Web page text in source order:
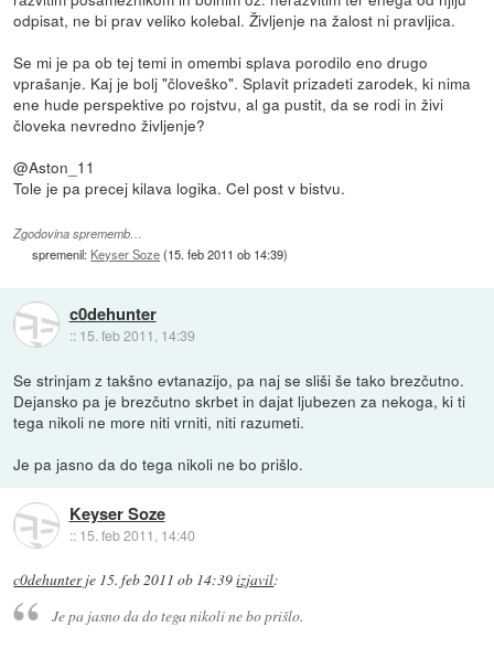
odpisat, ne bi prav veliko kolebal. Življenje na žalost ni pravljica.
Se mi je pa ob tej temi in omembi splava porodilo eno drugo
vprašanje. Kaj je bolj "človeško". Splavit prizadeti zarodek, ki nima
ene hude perspektive po rojstvu, al ga pustit, da se rodi in živi
človeka nevredno življenje?
@Aston_11
Tole je pa precej kilava logika. Cel post v bistvu.
Zgodovina sprememb…
spremenil: Keyser Soze(15. feb 2011 ob 14:39)
c0dehunter
:: 15. feb 2011, 14:39
Se strinjam z takšno evtanazijo, pa naj se sliši še tako brezčutno.
Dejansko pa je brezčutno skrbet in dajat ljubezen za nekoga, ki ti
tega nikoli ne more niti vrniti, niti razumeti.
Je pa jasno da do tega nikoli ne bo prišlo.
Keyser Soze
:: 15. feb 2011, 14:40
c0dehunterje 15. feb 2011 ob 14:39izjavil:
Je pa jasno da do tega nikoli ne bo prišlo.